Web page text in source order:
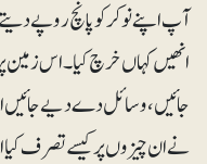
آپ اپنے نوکر کو پانچ روپے
انھیں کہاں خرچ کیا۔ اس زمین
جائیں، وسائل دے دیے جائیں
نے ان چیزوں پر کیسے تصرف کیا